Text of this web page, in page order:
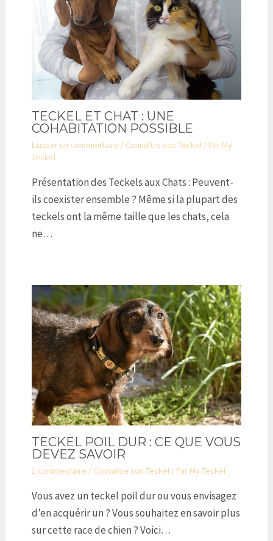
TECKEL ET CHAT : UNE
COHABITATION POSSIBLE
Laisser un commentaire / Connaître son Teckel/ Par My
Teckel
Présentation des Teckels aux Chats : Peuvent-
ils coexister ensemble ? Même si la plupart des
teckels ont la même taille que les chats, cela
ne…
TECKEL POIL DUR : CE QUE VOUS
DEVEZ SAVOIR
1 commentaire / Connaître son Teckel/ Par My Teckel
Vous avez un teckel poil dur ou vous envisagez
d’en acquérir un ? Vous souhaitez en savoir plus
sur cette race de chien ? Voici…